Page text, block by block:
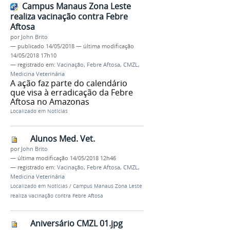
Campus Manaus Zona Leste
realiza vacinação contra Febre
Aftosa
por John Brito
— publicado 14/05/2018 — última modificação
14/05/2018 17h10
— registrado em: Vacinação, Febre Aftosa, CMZL,
Medicina Veterinária
A ação faz parte do calendário
que visa à erradicação da Febre
Aftosa no Amazonas
Localizado em Notícias
Alunos Med. Vet.
por John Brito
— última modificação 14/05/2018 12h46
— registrado em: Vacinação, Febre Aftosa, CMZL,
Medicina Veterinária
Localizado em Notícias / Campus Manaus Zona Leste
realiza vacinação contra Febre Aftosa
Aniversário CMZL 01.jpg